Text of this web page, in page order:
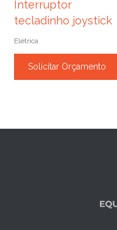
Interruptor
tecladinho joystick
Elétrica
Solicitar Orçamento